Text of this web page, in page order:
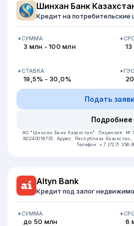
Шинхан Банк
Кредит на потребительские
СУММА
3 млн - 100 млн
СТАВКА
19,5% - 30,0%
Подать
Подробнее
АО "Шинхан Банк Казахстан". Лицензия: №
80240019735. Адрес: Республика
Телефон: +7 (727) 356-
Altyn Bank
Кредит под залог
СУММА
до 50 млн 6